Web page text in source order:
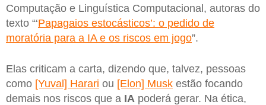
Computação e Linguística Computacional, autoras do
texto “‘Papagaios estocásticos’: o pedido de
moratória para a IA e os riscos em jogo”.
Elas criticam a carta, dizendo que, talvez, pessoas
como [Yuval] Harari ou [Elon] Musk estão focando
demais nos riscos que a IA poderá gerar. Na ética,